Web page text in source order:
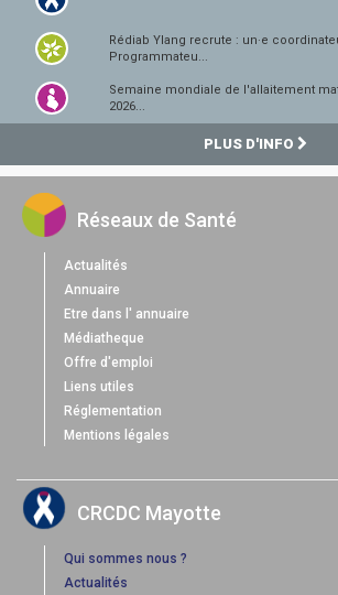
Rédiab Ylang recrute : un·e
Programmateu...
Semaine mondiale de l'allaitement
2026...
PLUS D'INFO
Réseaux de Santé
Actualités
Annuaire
Etre dans l' annuaire
Médiatheque
Offre d'emploi
Liens utiles
Réglementation
Mentions légales
CRCDC Mayotte
Qui sommes nous ?
Actualités